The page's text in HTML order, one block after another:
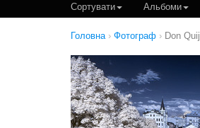
Сортувати Альбоми
Головна› Фотограф › Don